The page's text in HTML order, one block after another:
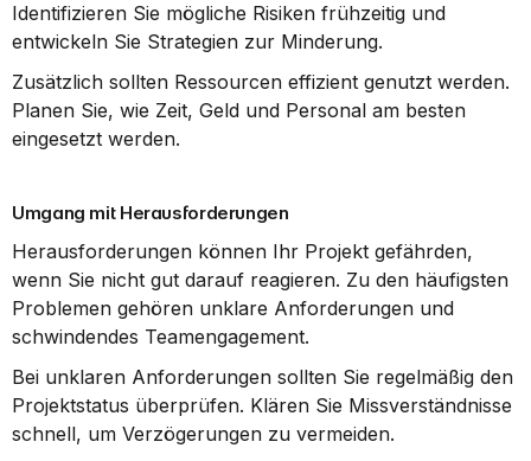
Identifizieren Sie mögliche Risiken frühzeitig und
entwickeln Sie Strategien zur Minderung.
Zusätzlich sollten Ressourcen effizient genutzt werden.
Planen Sie, wie Zeit, Geld und Personal am besten
eingesetzt werden.
Umgang mit Herausforderungen
Herausforderungen können Ihr Projekt gefährden,
wenn Sie nicht gut darauf reagieren. Zu den häufigsten
Problemen gehören unklare Anforderungen und
schwindendes Teamengagement.
Bei unklaren Anforderungen sollten Sie regelmäßig den
Projektstatus überprüfen. Klären Sie Missverständnisse
schnell, um Verzögerungen zu vermeiden.